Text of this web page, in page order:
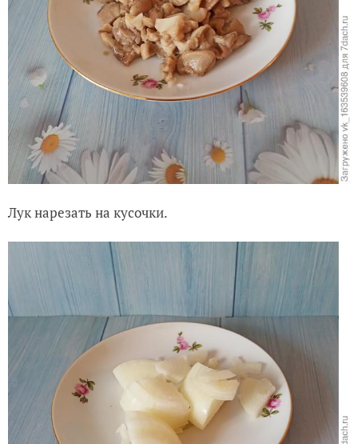
Лук нарезать на кусочки.